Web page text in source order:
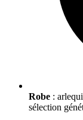
Robe :
sélection